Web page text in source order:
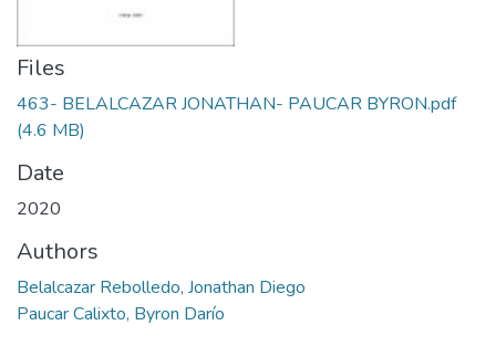
Files
463- BELALCAZAR JONATHAN- PAUCAR BYRON.pdf
(4.6 MB)
Date
2020
Authors
Belalcazar Rebolledo, Jonathan Diego
Paucar Calixto, Byron Darío